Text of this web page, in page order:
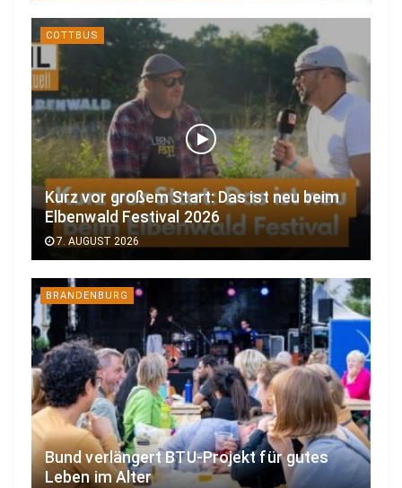
COTTBUS
Kurz vor großem Start: Das ist neu beim
Elbenwald Festival 2026
7. AUGUST 2026
BRANDENBURG
Bund verlängert BTU-Projekt für gutes
Leben im Alter